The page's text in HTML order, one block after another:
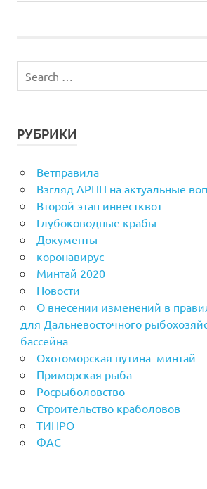
РУБРИКИ
Ветправила
Взгляд АРПП на актуальные
Второй этап инвестквот
Глубоководные крабы
Документы
коронавирус
Минтай 2020
Новости
О внесении изменений в
для Дальневосточного
бассейна
Охотоморская путина_минтай
Приморская рыба
Росрыболовство
Строительство краболовов
ТИНРО
ФАС